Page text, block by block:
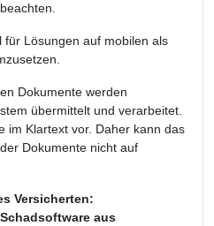
für Lösungen auf mobilen als
Dokumente werden
übermittelt und verarbeitet.
im Klartext vor. Daher kann das
Dokumente nicht auf
Versicherten:
aus